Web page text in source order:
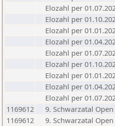
Elozahl per
Elozahl per
Elozahl per
Elozahl per
Elozahl per
Elozahl per
Elozahl per
Elozahl per
Elozahl per
1169612
9. Schwarzatal
1169612
9. Schwarzatal